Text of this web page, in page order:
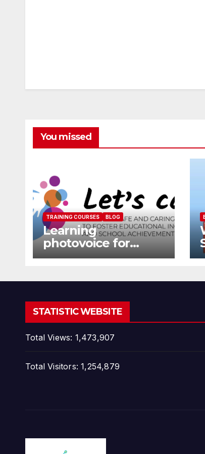
You missed
TRAINING COURSES BLOG
Learning
photovoice for
inclusion
STATISTIC WEBSITE
Total Views: 1,473,907
Total Visitors:1,254,879